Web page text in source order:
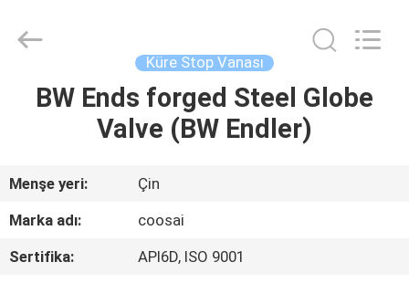
EVDE
BIZIM
HAKKIMIZDA
group.
Küre Stop Vanası
BW Ends forged Steel Globe
Valve (BW Endler)
Menşe yeri:
Çin
Marka adı:
coosai
Sertifika:
API6D, ISO 9001